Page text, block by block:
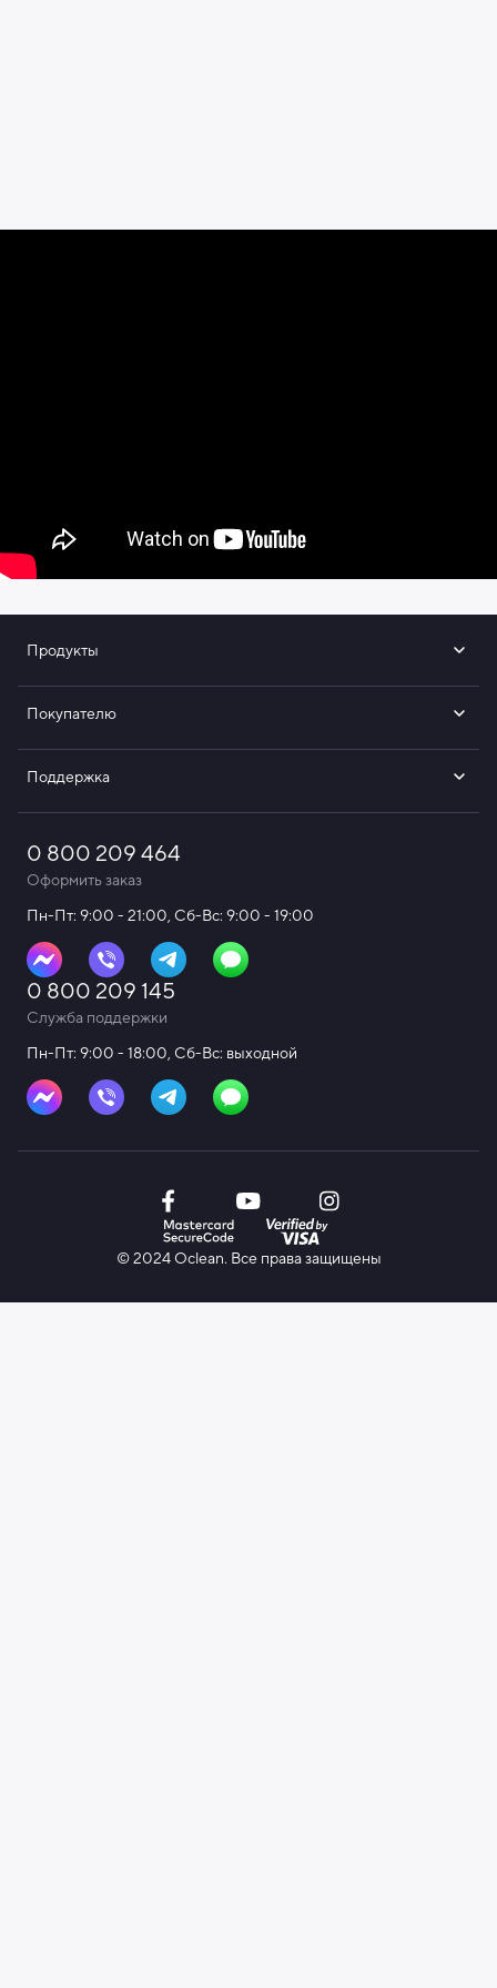
Продукты
Зубные щетки
Покупателю
Доставка и оплата
Контакты
О бренде
Поддержка
Договор публичной оферты
Сервис и ремонт
0 800 209 464
Оформить заказ
Пн-Пт: 9:00 - 21:00, Сб-Вс: 9:00 - 19:00
0 800 209 145
Служба поддержки
Пн-Пт: 9:00 - 18:00, Сб-Вс: выходной
© 2024 Oclean. Все права защищены